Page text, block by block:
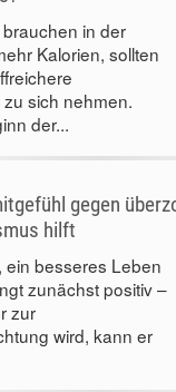
in der
Kalorien, sollten
sich nehmen.
der...
gegen
hilft
ein besseres Leben
zunächst positiv –
zur
wird, kann er